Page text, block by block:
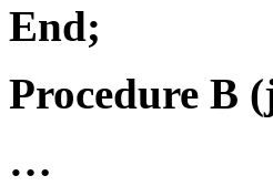
End;
Procedure B
…